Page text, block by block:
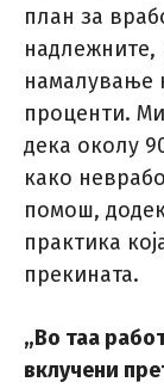
план за
надлежните,
намалување
проценти.
дека околу
како
помош,
практика
прекината.
„Во таа
вклучени